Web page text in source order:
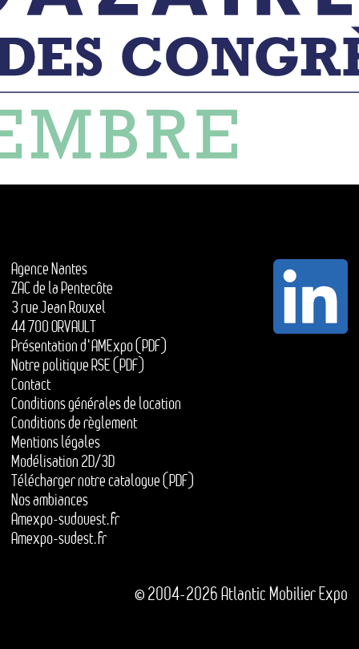
Agence Nantes
ZAC de la Pentecôte
3 rue Jean Rouxel
44 700 ORVAULT
Présentation d'AMExpo (PDF)
Notre politique RSE (PDF)
Contact
Conditions générales de location
Conditions de règlement
Mentions légales
Modélisation 2D/3D
Télécharger notre catalogue (PDF)
Nos ambiances
Amexpo-sudouest.fr
Amexpo-sudest.fr
© 2004-2026 Atlantic Mobilier Expo